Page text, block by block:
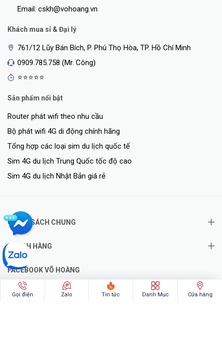
Email: cskh@vohoang.vn
Khách mua sỉ & Đại lý
761/12 Lũy Bán Bích, P. Phú Thọ Hòa, TP. Hồ Chí Minh
0909.785.758 (Mr. Công)
⭐⭐⭐⭐⭐
Sản phẩm nổi bật
Router phát wifi theo nhu cầu
Bộ phát wifi 4G di động chính hãng
Tổng hợp các loại sim du lịch quốc tế
Sim 4G du lịch Trung Quốc tốc độ cao
Sim 4G du lịch Nhật Bản giá rẻ
CHÍNH SÁCH CHUNG
KHÁCH HÀNG
FACEBOOK VÕ HOÀNG
Gọi điện Zalo Tin tức Danh Mục Cửa hàng